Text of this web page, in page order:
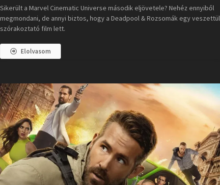
Sikerült a Marvel Cinematic Universe második eljövetele? Nehéz ennyiből
megmondani, de annyi biztos, hogy a Deadpool & Rozsomák egy veszettül
szórakoztató film lett.
Elolvasom